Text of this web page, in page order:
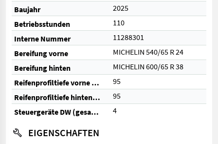
Baujahr
2025
Betriebsstunden
110
Interne Nummer
11288301
Bereifung vorne
MICHELIN 540/65 R 24
Bereifung hinten
MICHELIN 600/65 R 38
Reifenprofiltiefe vorne (%)
95
Reifenprofiltiefe hinten (%)
95
Steuergeräte DW (gesamt)
4
EIGENSCHAFTEN